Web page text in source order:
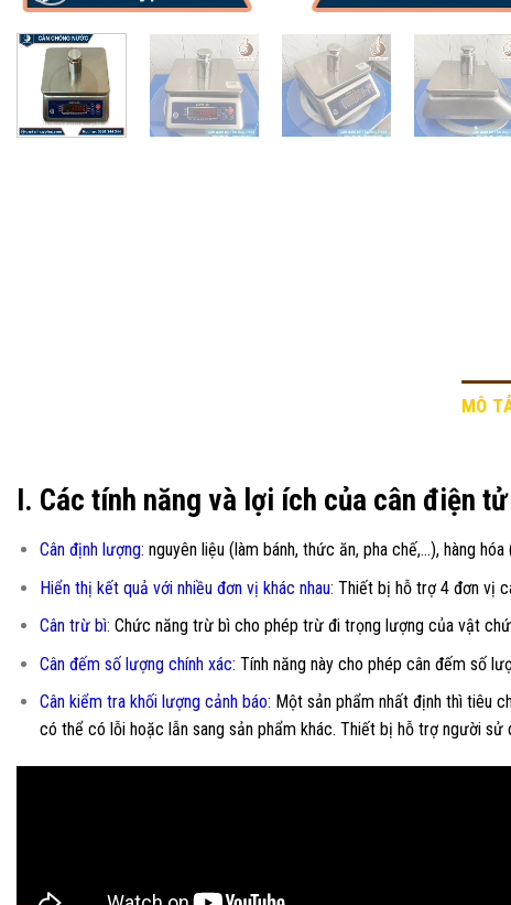
MÔ
I. Các tính năng và lợi ích của cân điện tử
Cân định lượng: nguyên liệu (làm bánh, thức ăn, pha chế,…), hàng
Hiển thị kết quả với nhiều đơn vị khác nhau: Thiết bị hỗ trợ 4 đơn vị
Cân trừ bì: Chức năng trừ bì cho phép trừ đi trọng lượng của vật
Cân đếm số lượng chính xác: Tính năng này cho phép cân đếm số
Cân kiểm tra khối lượng cảnh báo: Một sản phẩm nhất định thì tiêu
có thể có lỗi hoặc lẫn sang sản phẩm khác. Thiết bị hỗ trợ người